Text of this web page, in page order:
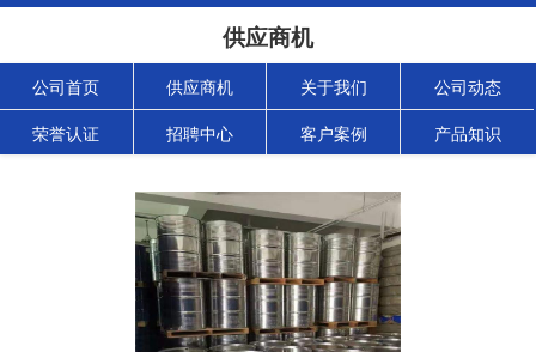
供应商机
公司首页 供应商机 关于我们 公司动态
荣誉认证 招聘中心 客户案例 产品知识